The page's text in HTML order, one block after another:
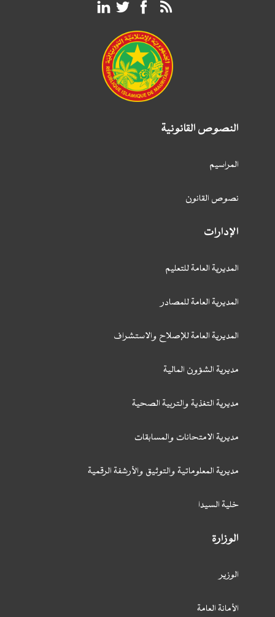
النصوص القانونية
المراسيم
نصوص القانون
الإدارات
المديرية العامة للتعليم
المديرية العامة للمصادر
المديرية العامة للإصلاح والاستشراف
مديرية الشؤون المالية
مديرية التغذية والتربية الصحية
مديرية الامتحانات والمسابقات
مديرية المعلوماتية والتوثيق والأرشفة الرقمية
خلية السيدا
الوزارة
الوزير
الأمانة العامة